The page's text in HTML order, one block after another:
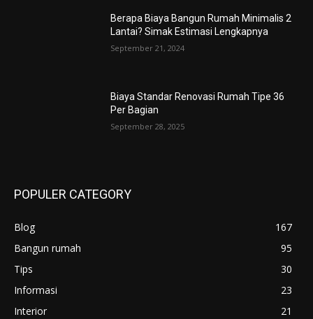
Berapa Biaya Bangun Rumah Minimalis 2
Lantai? Simak Estimasi Lengkapnya
September 21, 2024
Biaya Standar Renovasi Rumah Tipe 36
Per Bagian
September 28, 2025
POPULER CATEGORY
Blog
167
Bangun rumah
95
Tips
30
Informasi
23
Interior
21